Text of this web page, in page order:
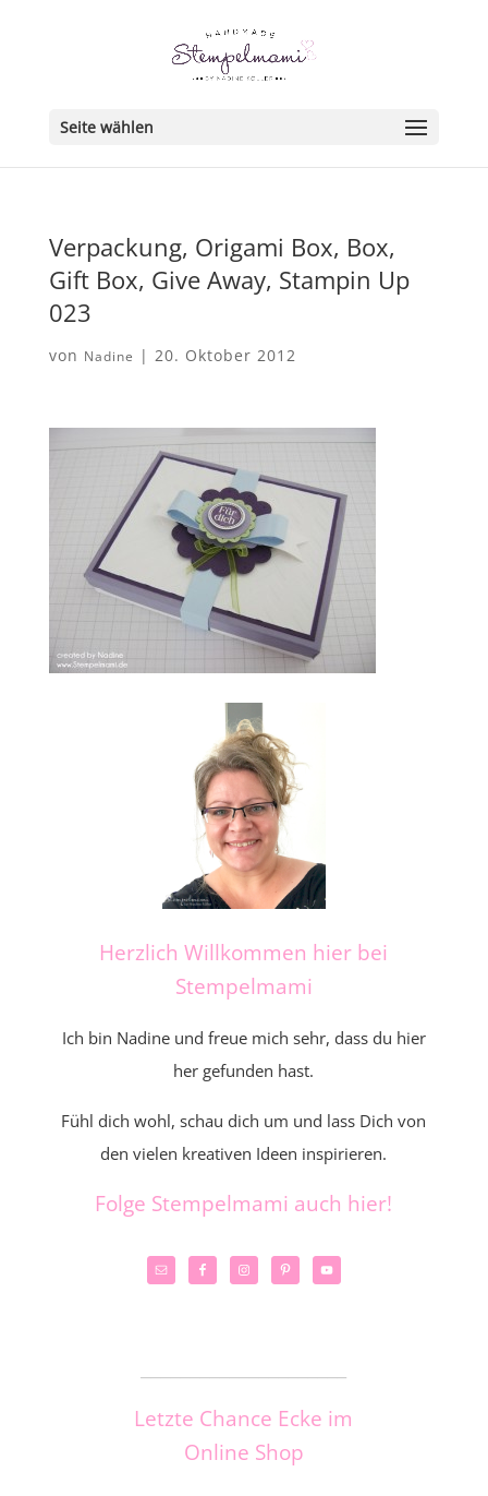
Seite wählen
Verpackung, Origami Box, Box,
Gift Box, Give Away, Stampin Up
023
von Nadine | 20. Oktober 2012
Herzlich Willkommen hier bei
Stempelmami
Ich bin Nadine und freue mich sehr, dass du hier
her gefunden hast.
Fühl dich wohl, schau dich um und lass Dich von
den vielen kreativen Ideen inspirieren.
Folge Stempelmami auch hier!
Letzte Chance Ecke im
Online Shop